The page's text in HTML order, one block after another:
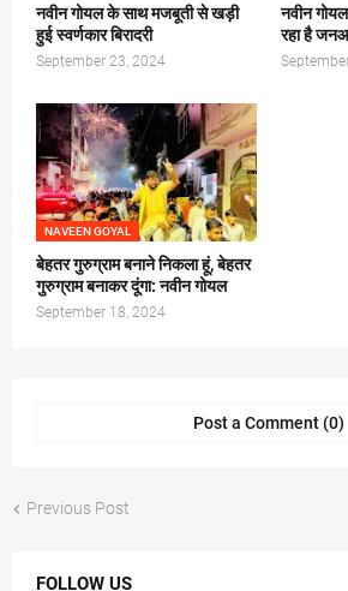
नवीन गोयल के साथ मजबूती से खड़ी
हुई स्वर्णकार बिरादरी
September 23, 2024
नवीन
रहा है
NAVEEN GOYAL
बेहतर गुरुग्राम बनाने निकला हूं, बेहतर
गुरुग्राम बनाकर दूंगा: नवीन गोयल
September 18, 2024
Post a Comment (0)
Previous Post
FOLLOW US